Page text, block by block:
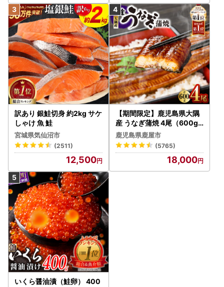
いますようお願い致します。
※寄附者様ご自身でダウンロードされた申請書でも提出可能
でございます。その際は、下記の住所まで提出くださいます
ようお願い致します。
【ワンストップ特例申請書の送付先】
〒306-0495
茨城県猿島郡境町391-1 境町ふるさと納税サポートセンター
宛
◆ワンストップ特例申請書の受付書について
ワンストップ特例申請書をご提出後、不備等がなく受付が完
了した際には、寄附受付時のメールアドレス宛にご連絡させ
ていただきますので、あらかじめご了承ください。なお、文
書をご希望される場合は、別途対応いたしますのでお申し付
けいただきますようお願いいたします。
※年末年始にかけて郵送頂いた場合、書類の確認ならびに受
付完了のご連絡までに大変お時間をいただいております。予
めご了承ください。
訳あり 銀鮭切身 約2kg サケ
しゃけ 魚 鮭
宮城県気仙沼市
(2511)
12,500
【期間限定】鹿児島県大隅
産 うなぎ蒲焼 4尾（600g
） KN007-004-04-cp18
うなぎ 鰻 魚 惣菜 総菜
鹿児島県鹿屋市
(5765)
18,000
いくら醤油漬（鮭卵） 400